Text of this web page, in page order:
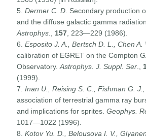
5.Dermer C. D . Secondary production
and the diffuse galactic gamma
Astrophys
157 , 223—229 (1986).
6.Esposito J. A., Bertsch D. L., Chen A.
calibration of EGRET on the Compton
Observatory.Astrophys. J. Suppl. Ser
(1999).
7.Inan U., Reising S. C., Fishman G.
association of terrestrial gamma ray
and implications for sprites.Geophys.
1017—1022 (1996).
8.Kotov Yu. D., Belousova I. V.,